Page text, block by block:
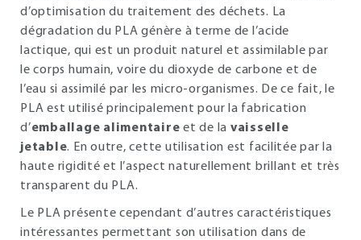
d’optimisation du traitement des déchets. La
dégradation du PLA génère à terme de l’acide
lactique, qui est un produit naturel et assimilable par
le corps humain, voire du dioxyde de carbone et de
l’eau si assimilé par les micro-organismes. De ce fait, le
PLA est utilisé principalement pour la fabrication
d’emballage alimentaire et de la vaisselle
jetable. En outre, cette utilisation est facilitée par la
haute rigidité et l’aspect naturellement brillant et très
transparent du PLA.
Le PLA présente cependant d’autres caractéristiques
intéressantes permettant son utilisation dans de